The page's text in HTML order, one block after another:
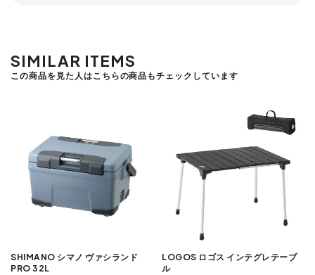
SIMILAR ITEMS
この商品を見た人はこちらの商品もチェックしています
SHIMANO シマノ ヴァシランド
PRO 32L
LOGOS ロゴス インテグレテーブ
ル